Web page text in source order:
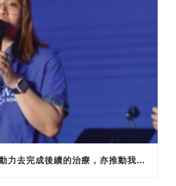
「願望成真的喜悅令我更有動力去完成後續的治療，亦推動我更努力學習，希望能入讀心儀的學系，實現心目中另一個願望，成為護士幫助更多病童。」